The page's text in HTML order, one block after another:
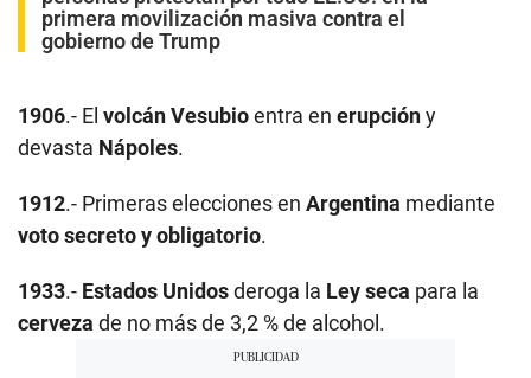
primera movilización masiva contra el
gobierno de Trump
1906.- El volcán Vesubioentra en erupcióny
devasta Nápoles.
1912.- Primeras elecciones en Argentina mediante
voto secreto y obligatorio.
1933.- Estados Unidosderoga la Ley seca para la
cerveza de no más de 3,2 % de alcohol.